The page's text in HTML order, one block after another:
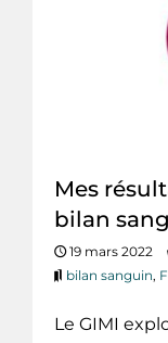
Mes
bilan
19 mars 2022
bilan sanguin,
Le GIMI